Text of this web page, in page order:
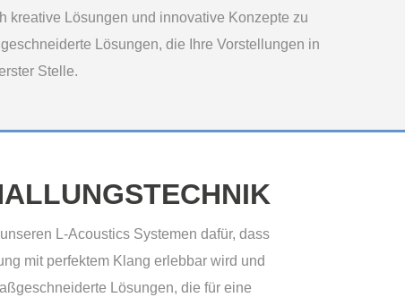
kreative Lösungen und innovative Konzepte zu
Lösungen, die Ihre Vorstellungen in
Stelle.
L-Acoustics Systemen dafür, dass
mit perfektem Klang erlebbar wird und
Lösungen, die für eine